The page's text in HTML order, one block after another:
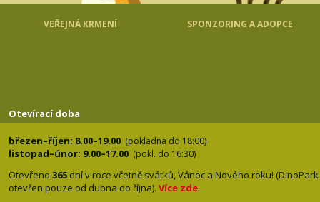
VEŘEJNÁ KRMENÍ SPONZORING A ADOPCE
Otevírací doba
březen–říjen: 8.00–19.00 (pokladna do 18:00)
listopad–únor: 9.00–17.00 (pokl. do 16:30)
Otevřeno 365 dní v roce včetně svátků, Vánoc a Nového roku! (DinoPark
otevřen pouze od dubna do října). Více zde.